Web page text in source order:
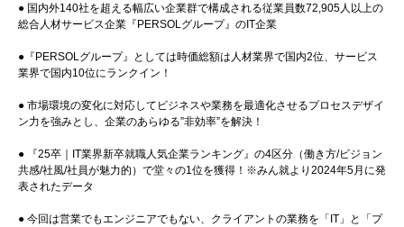
● 国内外140社を超える幅広い企業群で構成される従業員数72,905人以上の
総合人材サービス企業『PERSOLグループ』のIT企業
●『PERSOLグループ』としては時価総額は人材業界で国内2位、サービス
業界で国内10位にランクイン！
● 市場環境の変化に対応してビジネスや業務を最適化させるプロセスデザイ
ン力を強みとし、企業のあらゆる”非効率”を解決！
● 『25卒｜IT業界新卒就職人気企業ランキング』の4区分（働き方/ビジョン
共感/社風/社員が魅力的）で堂々の1位を獲得！※みん就より2024年5月に発
表されたデータ
● 今回は営業でもエンジニアでもない、クライアントの業務を「IT」と「プ